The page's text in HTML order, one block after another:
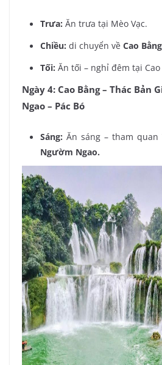
Trưa: Ăn trưa tại Mèo Vạc.
Chiều: di chuyển về Cao Bằng
Tối: Ăn tối – nghỉ đêm tại Cao
Ngày 4: Cao Bằng – Thác Bản
Ngao – Pác Bó
Sáng: Ăn sáng – tham quan
Ngườm Ngao.